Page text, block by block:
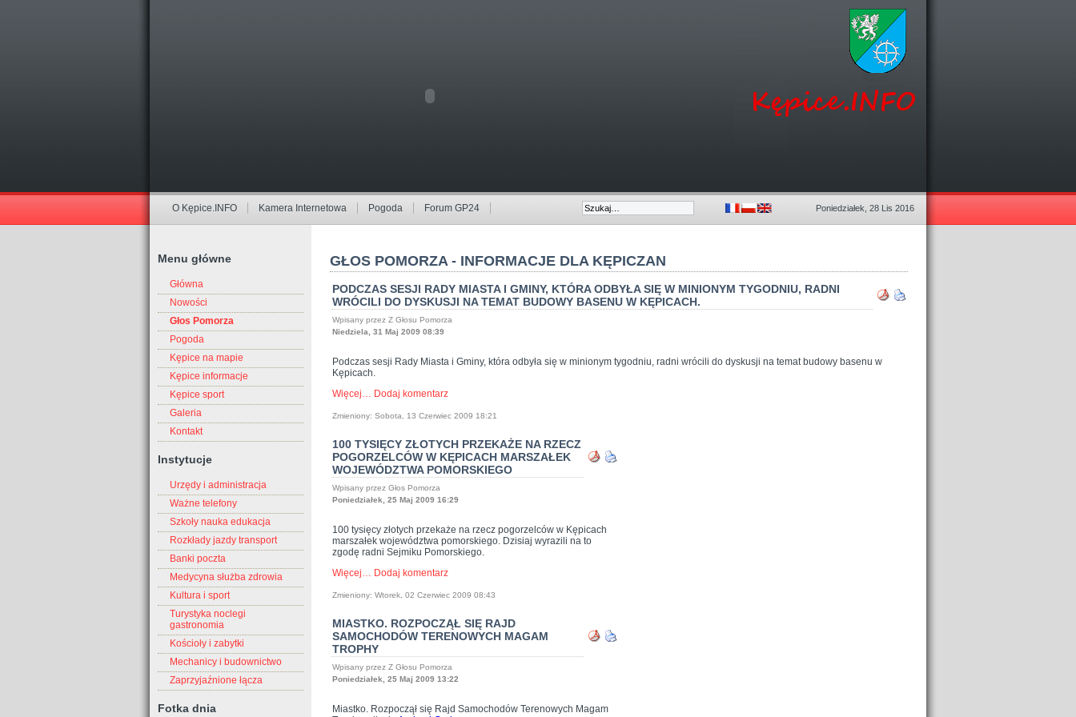
O Kępice.INFO Kamera Internetowa Pogoda Forum GP24 Poniedziałek, 28 Lis 2016
Menu główne
Główna
Nowości
Głos Pomorza
Pogoda
Kępice na mapie
Kępice informacje
Kępice sport
Galeria
Kontakt
Instytucje
Urzędy i administracja
Ważne telefony
Szkoły nauka edukacja
Rozkłady jazdy transport
Banki poczta
Medycyna służba zdrowia
Kultura i sport
Turystyka noclegi
gastronomia
Kościoły i zabytki
Mechanicy i budownictwo
Zaprzyjaźnione łącza
Fotka dnia
GŁOS POMORZA - INFORMACJE DLA KĘPICZAN
PODCZAS SESJI RADY MIASTA I GMINY, KTÓRA ODBYŁA SIĘ W MINIONYM TYGODNIU, RADNI
WRÓCILI DO DYSKUSJI NA TEMAT BUDOWY BASENU W KĘPICACH.
Wpisany przez Z Głosu Pomorza
Niedziela, 31 Maj 2009 08:39
Podczas sesji Rady Miasta i Gminy, która odbyła się w minionym tygodniu, radni wrócili do dyskusji na temat budowy basenu w
Kępicach.
Więcej… Dodaj komentarz
Zmieniony: Sobota, 13 Czerwiec 2009 18:21
100 TYSIĘCY ZŁOTYCH PRZEKAŻE NA RZECZ
POGORZELCÓW W KĘPICACH MARSZAŁEK
WOJEWÓDZTWA POMORSKIEGO
Wpisany przez Głos Pomorza
Poniedziałek, 25 Maj 2009 16:29
100 tysięcy złotych przekaże na rzecz pogorzelców w Kępicach
marszałek województwa pomorskiego. Dzisiaj wyrazili na to
zgodę radni Sejmiku Pomorskiego.
Więcej… Dodaj komentarz
Zmieniony: Wtorek, 02 Czerwiec 2009 08:43
MIASTKO. ROZPOCZĄŁ SIĘ RAJD
SAMOCHODÓW TERENOWYCH MAGAM
TROPHY
Wpisany przez Z Głosu Pomorza
Poniedziałek, 25 Maj 2009 13:22
Miastko. Rozpoczął się Rajd Samochodów Terenowych Magam